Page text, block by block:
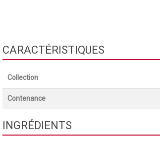
CARACTÉRISTIQUES
Collection
Contenance
INGRÉDIENTS